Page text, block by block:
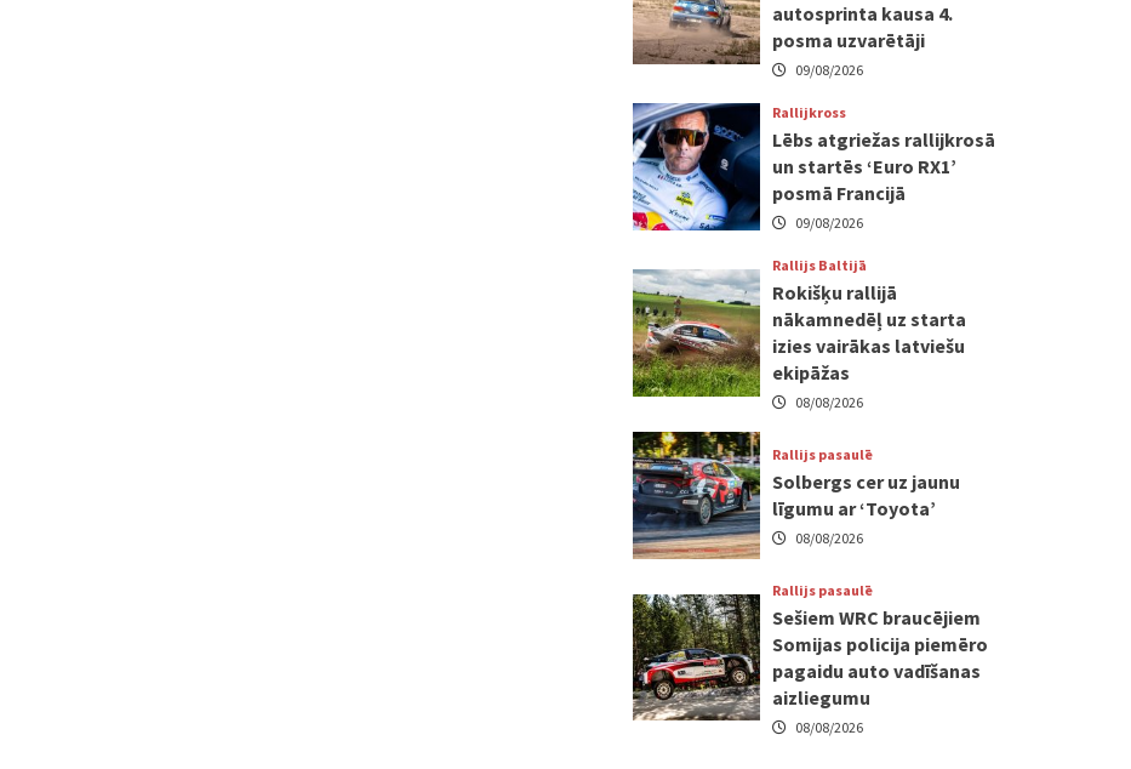
autosprinta kausa 4.
posma uzvarētāji
09/08/2026
Rallijkross
Lēbs atgriežas rallijkrosā
un startēs ‘Euro RX1’
posmā Francijā
09/08/2026
Rallijs Baltijā
Rokišķu rallijā
nākamnedēļ uz starta
izies vairākas latviešu
ekipāžas
08/08/2026
Rallijs pasaulē
Solbergs cer uz jaunu
līgumu ar ‘Toyota’
08/08/2026
Rallijs pasaulē
Sešiem WRC braucējiem
Somijas policija piemēro
pagaidu auto vadīšanas
aizliegumu
08/08/2026